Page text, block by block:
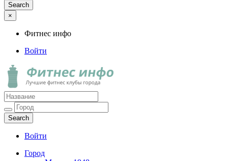
×
Фитнес инфо
Войти
Фитнес инфо
Лучшие фитнес клубы города
Войти
Город